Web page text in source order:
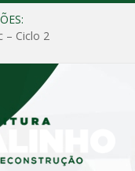
– Ciclo 2